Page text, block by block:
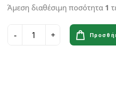
Άμεση διαθέσιμη ποσότητα 1